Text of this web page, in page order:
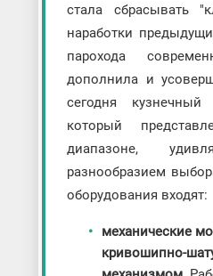
стала сбрасывать
наработки
парохода
дополнила и
сегодня
который
диапазоне,
разнообразием
оборудования входят:
механические
кривошипно-